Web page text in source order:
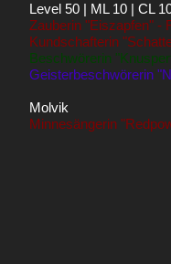
Level 50 | ML 10 | CL
Zauberin "Eiszapfen" -
Kundschafterin
Beschwörerin
Geisterbeschwörerin
Molvik
Minnesängerin